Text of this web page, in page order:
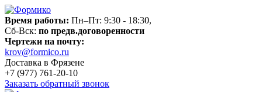
Время работы: Пн–Пт: 9:30 - 18:30,
Сб-Вск: по предв.договоренности
Чертежи на почту:
krov@formico.ru
Доставка в Фрязене
+7 (977) 761-20-10
Заказать обратный звонок